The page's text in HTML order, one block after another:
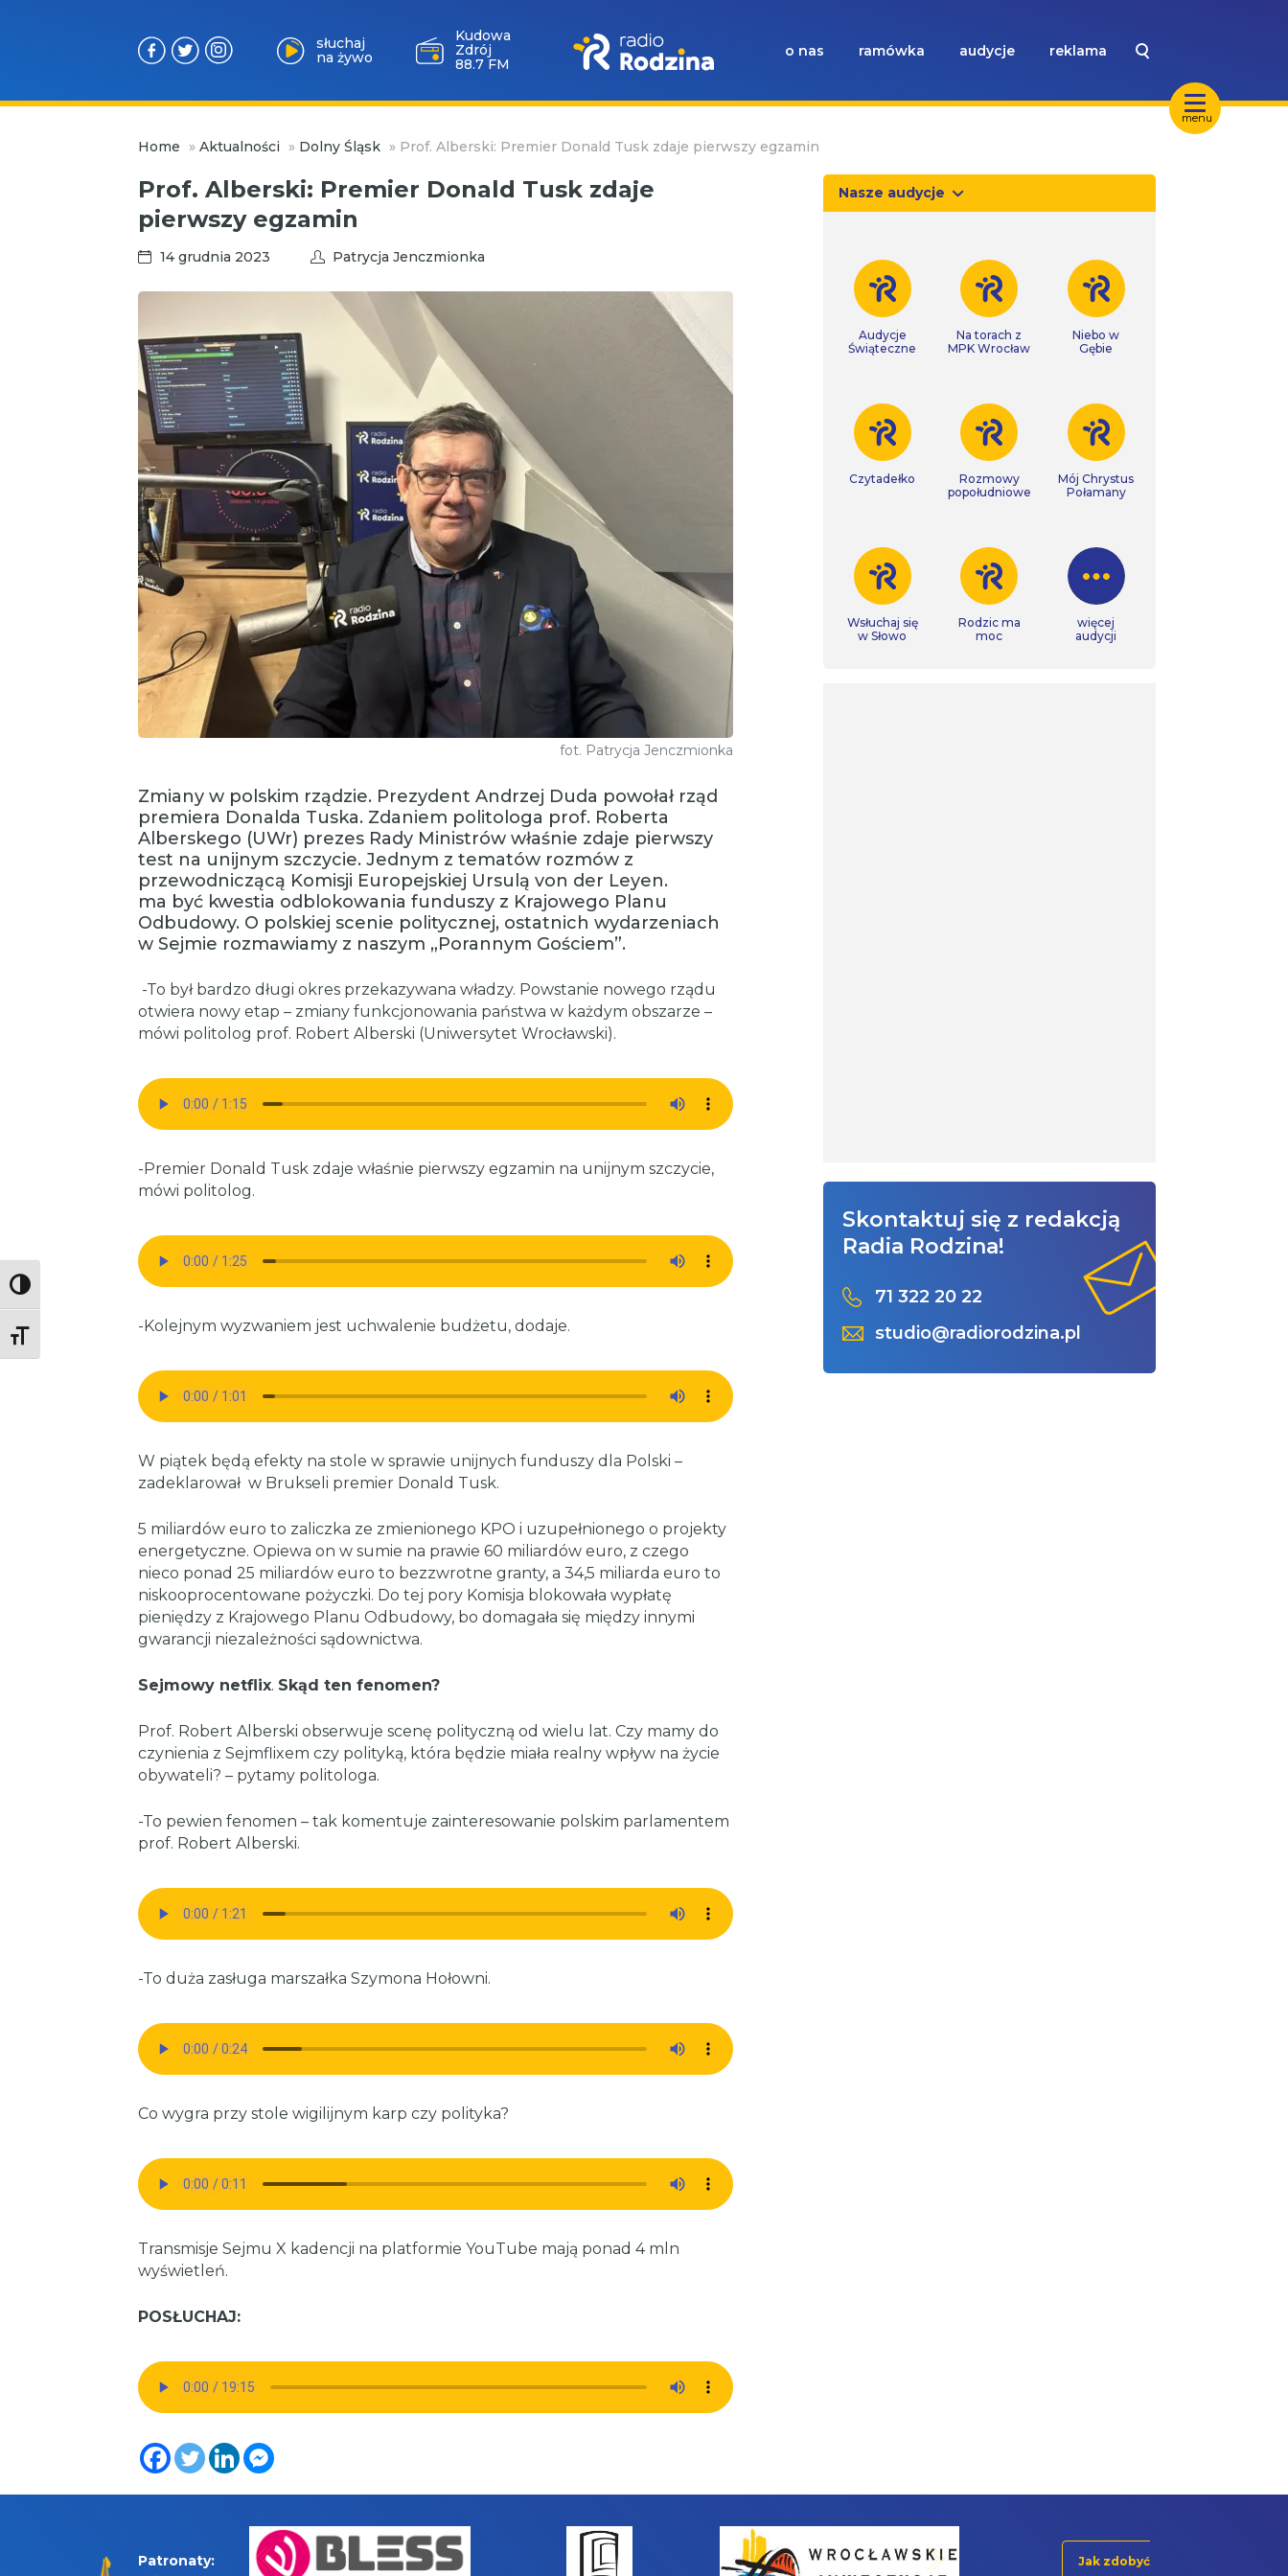
Toggle High Contrast
Toggle Font size
menu
słuchaj
na żywo
Brzeg
94.0 FM
o nas ramówka audycje reklama
Home » Aktualności » Dolny Śląsk » Prof. Alberski: Premier Donald Tusk zdaje pierwszy egzamin
Prof. Alberski: Premier Donald Tusk zdaje
pierwszy egzamin
14 grudnia 2023 Patrycja Jenczmionka
fot. Patrycja Jenczmionka
Zmiany w polskim rządzie. Prezydent Andrzej Duda powołał rząd
premiera Donalda Tuska. Zdaniem politologa prof. Roberta
Alberskego (UWr) prezes Rady Ministrów właśnie zdaje pierwszy
test na unijnym szczycie. Jednym z tematów rozmów z
przewodniczącą Komisji Europejskiej Ursulą von der Leyen.
ma być kwestia odblokowania funduszy z Krajowego Planu
Odbudowy. O polskiej scenie politycznej, ostatnich wydarzeniach
w Sejmie rozmawiamy z naszym „Porannym Gościem”.
-To był bardzo długi okres przekazywana władzy. Powstanie nowego rządu
otwiera nowy etap – zmiany funkcjonowania państwa w każdym obszarze –
mówi politolog prof. Robert Alberski (Uniwersytet Wrocławski).
-Premier Donald Tusk zdaje właśnie pierwszy egzamin na unijnym szczycie,
mówi politolog.
-Kolejnym wyzwaniem jest uchwalenie budżetu, dodaje.
W piątek będą efekty na stole w sprawie unijnych funduszy dla Polski –
zadeklarował w Brukseli premier Donald Tusk.
5 miliardów euro to zaliczka ze zmienionego KPO i uzupełnionego o projekty
energetyczne. Opiewa on w sumie na prawie 60 miliardów euro, z czego
nieco ponad 25 miliardów euro to bezzwrotne granty, a 34,5 miliarda euro to
niskooprocentowane pożyczki. Do tej pory Komisja blokowała wypłatę
pieniędzy z Krajowego Planu Odbudowy, bo domagała się między innymi
gwarancji niezależności sądownictwa.
Sejmowy netflix. Skąd ten fenomen?
Prof. Robert Alberski obserwuje scenę polityczną od wielu lat. Czy mamy do
czynienia z Sejmflixem czy polityką, która będzie miała realny wpływ na życie
obywateli? – pytamy politologa.
-To pewien fenomen – tak komentuje zainteresowanie polskim parlamentem
prof. Robert Alberski.
-To duża zasługa marszałka Szymona Hołowni.
Co wygra przy stole wigilijnym karp czy polityka?
Transmisje Sejmu X kadencji na platformie YouTube mają ponad 4 mln
wyświetleń.
POSŁUCHAJ:
Nasze audycje
Audycje
Świąteczne
Na torach z
MPK Wrocław
Niebo w
Gębie
Czytadełko
Rozmowy
popołudniowe
Mój Chrystus
Połamany
Wsłuchaj się
w Słowo
Rodzic ma
moc
więcej
audycji
Skontaktuj się z redakcją
Radia Rodzina!
71 322 20 22
studio@radiorodzina.pl
Patronaty: Jak zdobyć